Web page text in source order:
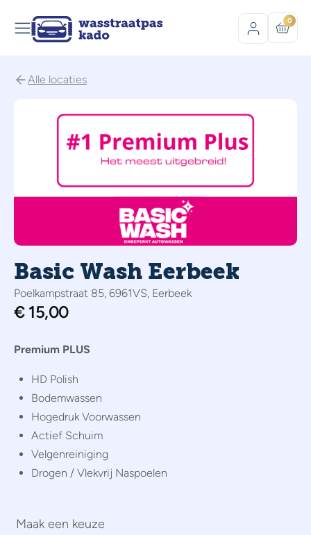
0
Alle locaties
Basic Wash Eerbeek
Poelkampstraat 85, 6961VS, Eerbeek
Premium PLUS
HD Polish
Bodemwassen
Hogedruk Voorwassen
Actief Schuim
Velgenreiniging
Drogen / Vlekvrij Naspoelen
€15,00